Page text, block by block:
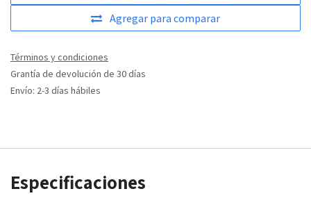
Agregar para comparar
Términos y condiciones
Grantía de devolución de 30 días
Envío: 2-3 días hábiles
Especificaciones